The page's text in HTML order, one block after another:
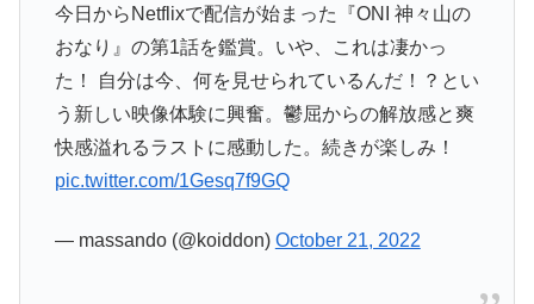
今日からNetflixで配信が始まった『ONI 神々山の
おなり』の第1話を鑑賞。いや、これは凄かっ
た！ 自分は今、何を見せられているんだ！？とい
う新しい映像体験に興奮。鬱屈からの解放感と爽
快感溢れるラストに感動した。続きが楽しみ！
pic.twitter.com/1Gesq7f9GQ
— massando (@koiddon) October 21, 2022